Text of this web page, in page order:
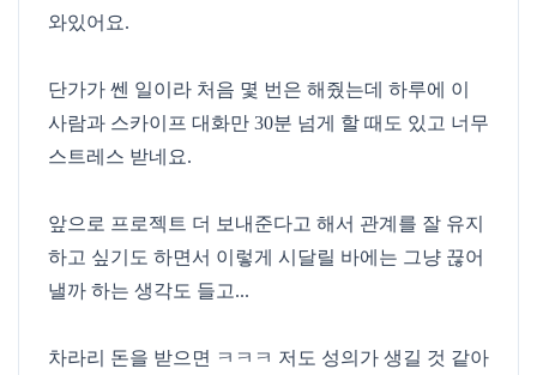
와있어요.
단가가 쎈 일이라 처음 몇 번은 해줬는데 하루에 이
사람과 스카이프 대화만 30분 넘게 할 때도 있고 너무
스트레스 받네요.
앞으로 프로젝트 더 보내준다고 해서 관계를 잘 유지
하고 싶기도 하면서 이렇게 시달릴 바에는 그냥 끊어
낼까 하는 생각도 들고...
차라리 돈을 받으면 ㅋㅋㅋ 저도 성의가 생길 것 같아